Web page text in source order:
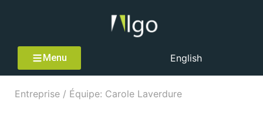
Menu English
Entreprise / Équipe: Carole Laverdure